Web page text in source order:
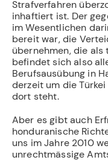
Strafverfahren
inhaftiert ist. Der
im Wesentlichen
bereit war, die
übernehmen, die
befindet sich also
Berufsausübung in
derzeit um die
dort steht.
Aber es gibt auch
honduranische
uns im Jahre 2010
unrechtmässige